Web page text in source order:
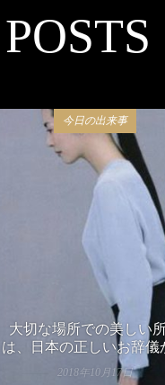
今日の出来事
大切な場所での美しい
は、日本の正しいお辞儀
2018年10月17日